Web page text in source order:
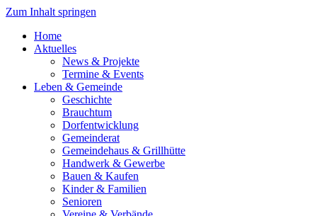
Zum Inhalt springen
Home
Aktuelles
News & Projekte
Termine & Events
Leben & Gemeinde
Geschichte
Brauchtum
Dorfentwicklung
Gemeinderat
Gemeindehaus & Grillhütte
Handwerk & Gewerbe
Bauen & Kaufen
Kinder & Familien
Senioren